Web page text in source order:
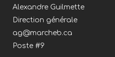
Alexandre Guilmette
Direction générale
ag@marcheb.ca
Poste #9